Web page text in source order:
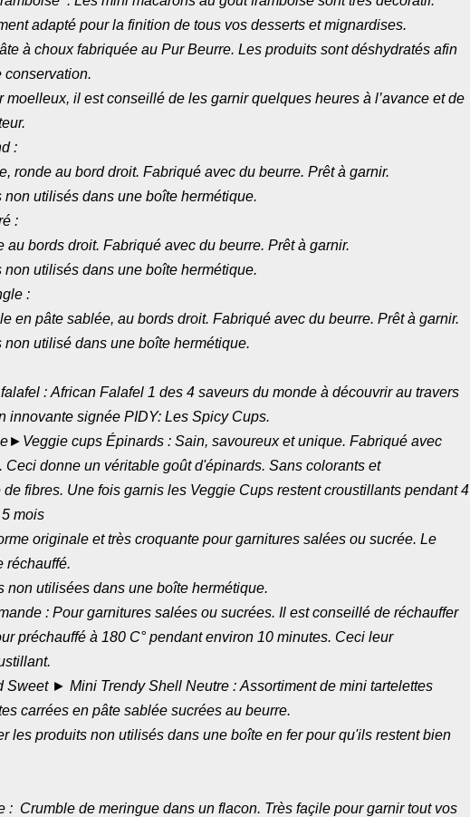
adapté pour la finition de tous vos desserts et mignardises.
à choux fabriquée au Pur Beurre. Les produits sont déshydratés afin
conservation.
moelleux, il est conseillé de les garnir quelques heures à l’avance et de
:
ronde au bord droit. Fabriqué avec du beurre. Prêt à garnir.
utilisés dans une boîte hermétique.
:
au bords droit. Fabriqué avec du beurre. Prêt à garnir.
utilisés dans une boîte hermétique.
:
en pâte sablée, au bords droit. Fabriqué avec du beurre. Prêt à garnir.
utilisé dans une boîte hermétique.
: African Falafel 1 des 4 saveurs du monde à découvrir au travers
innovante signée PIDY: Les Spicy Cups.
►Veggie cups Épinards : Sain, savoureux et unique. Fabriqué avec
Ceci donne un véritable goût d'épinards. Sans colorants et
fibres. Une fois garnis les Veggie Cups restent croustillants pendant 4
mois
originale et très croquante pour garnitures salées ou sucrée. Le
réchauffé.
non utilisées dans une boîte hermétique.
: Pour garnitures salées ou sucrées. Il est conseillé de réchauffer
préchauffé à 180 C° pendant environ 10 minutes. Ceci leur
Sweet ► Mini Trendy Shell Neutre : Assortiment de mini tartelettes
carrées en pâte sablée sucrées au beurre.
les produits non utilisés dans une boîte en fer pour qu'ils restent bien
: Crumble de meringue dans un flacon. Très façile pour garnir tout vos